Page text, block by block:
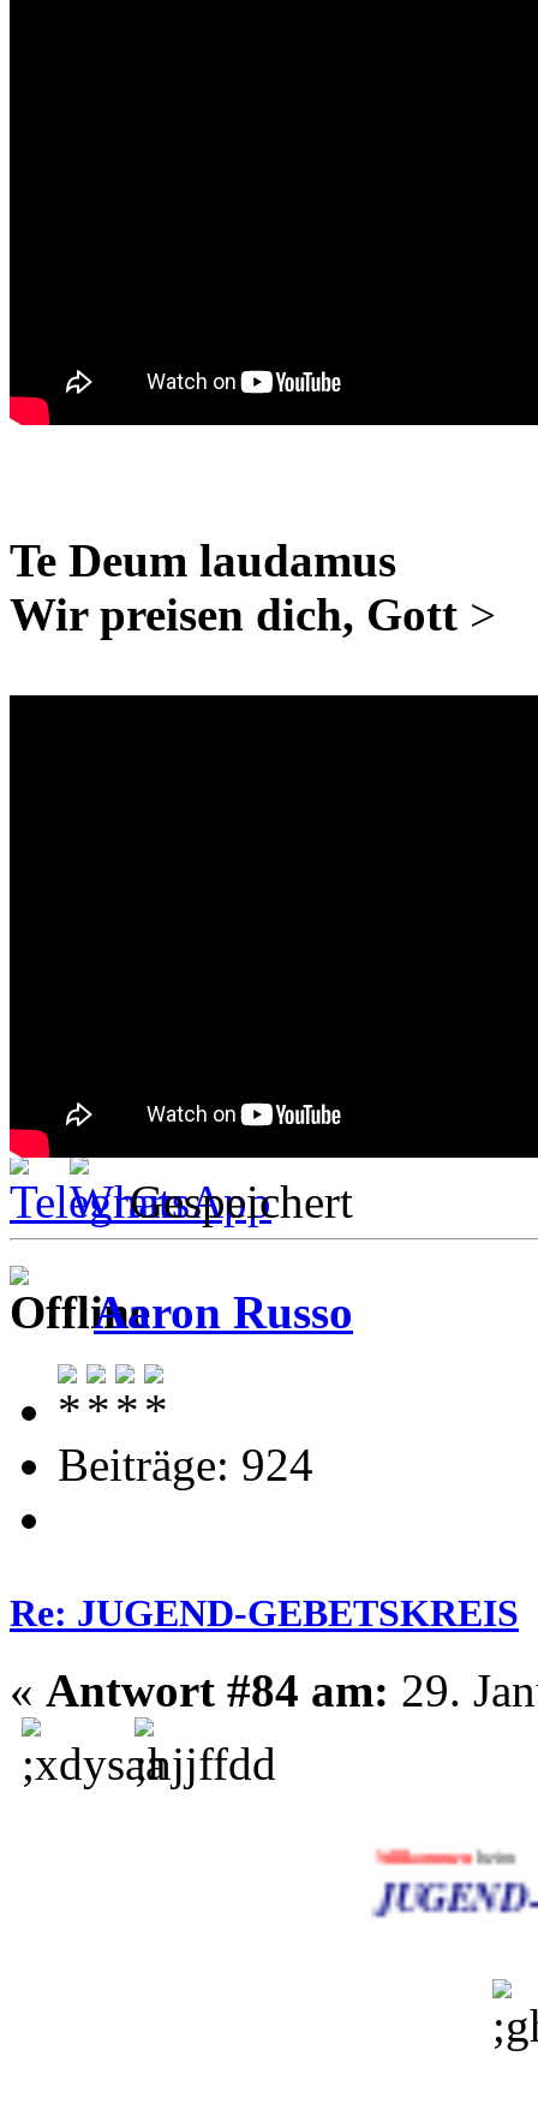
Te Deum laudamus
Wir preisen dich, Gott >
Gespeichert
Aaron Russo
Beiträge: 924
Re: JUGEND-GEBETSKREIS
« Antwort #84 am: 29.
Willkommen beim
JUGEND-